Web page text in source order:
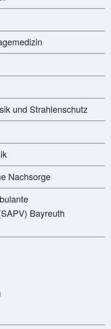
und Strahlenschutz
Nachsorge
Bayreuth